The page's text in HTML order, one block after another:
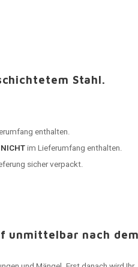
Stahl.
enthalten.
NICHTim Lieferumfang enthalten.
sicher verpackt.
unmittelbar nach dem